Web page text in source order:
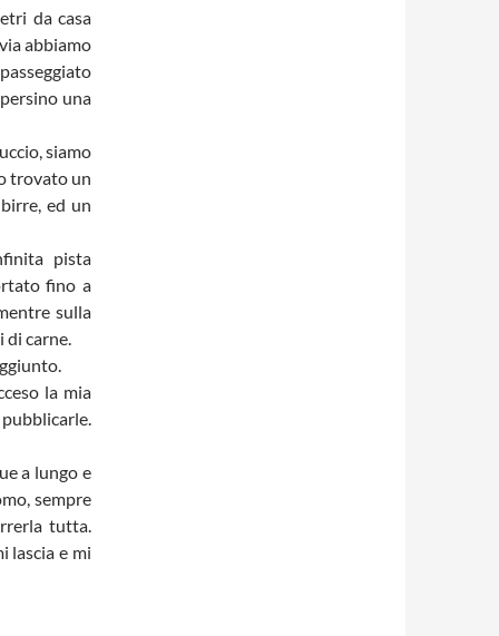
da casa
abbiamo
una
siamo
trovato un
ed un
pista
fino a
sulla
di carne.
la mia
a lungo e
sempre
tutta.
lascia e mi